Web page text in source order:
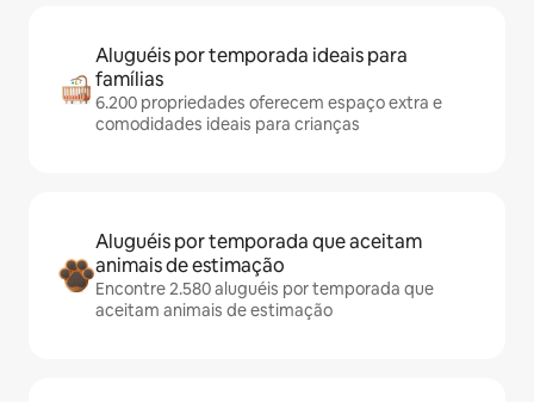
Aluguéis por temporada ideais para
famílias
6.200 propriedades oferecem espaço extra e
comodidades ideais para crianças
Aluguéis por temporada que aceitam
animais de estimação
Encontre 2.580 aluguéis por temporada que
aceitam animais de estimação